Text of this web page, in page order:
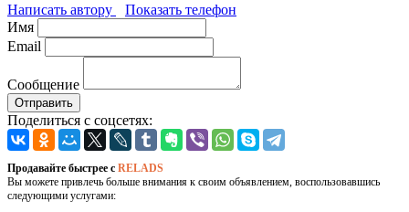
Написать автору
Показать телефон
Имя
Email
Сообщение
Отправить
Поделиться с соцсетях:
Продавайте быстрее с RELADS
Вы можете привлечь больше внимания к своим объявлением, воспользовавшись
следующими услугами: